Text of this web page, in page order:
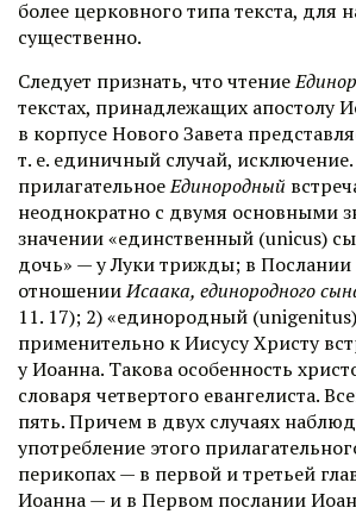
более церковного типа текста, для
существенно.
Следует признать, что чтение
текстах, принадлежащих апостолу
в корпусе Нового Завета
т. е. единичный случай,
прилагательноеЕдинородный
неоднократно с двумя основными
значении «единственный (unicus)
дочь» — у Луки трижды; в Послании
отношенииИсаака, единородного
11. 17); 2) «единородный
применительно к Иисусу Христу
у Иоанна. Такова особенность
словаря четвертого евангелиста.
пять. Причем в двух случаях
употребление этого
перикопах — в первой и третьей
Иоанна — и в Первом послании